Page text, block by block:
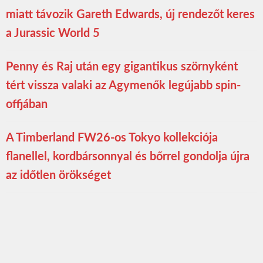
miatt távozik Gareth Edwards, új rendezőt keres
a Jurassic World 5
Penny és Raj után egy gigantikus szörnyként
tért vissza valaki az Agymenők legújabb spin-
offjában
A Timberland FW26-os Tokyo kollekciója
flanellel, kordbársonnyal és bőrrel gondolja újra
az időtlen örökséget